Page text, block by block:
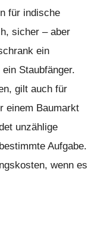
für indische
sicher – aber
ein
Staubfänger.
gilt auch für
einem Baumarkt
unzählige
Aufgabe.
wenn es